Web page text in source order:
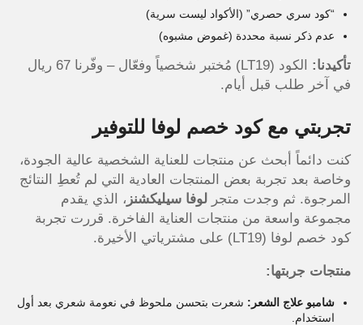
“كود سري حصري” (الأكواد ليست سرية)
عدم ذكر نسبة محددة (غموض مشبوه)
تأكيدنا:
الكود (LT19) مُختبر شخصياً وفعّال – وفّرنا 67 ريال
في آخر طلب قبل أيام.
تجربتي مع كود خصم لوفا للتوفير
كنت دائماً أبحث عن منتجات للعناية الشخصية عالية الجودة،
وخاصة بعد تجربة بعض المنتجات العادية التي لم تُعطِ النتائج
المرجوة. ثم وجدت متجر لوفا سيليكشنز ، الذي يقدم
مجموعة واسعة من منتجات العناية الفاخرة. قررت تجربة
كود خصم لوفا (LT19) على مشترياتي الأخيرة.
منتجات جربتها:
شامبو علاج الشعر: شعرت بتحسن ملحوظ في نعومة شعري بعد أول
استخدام.